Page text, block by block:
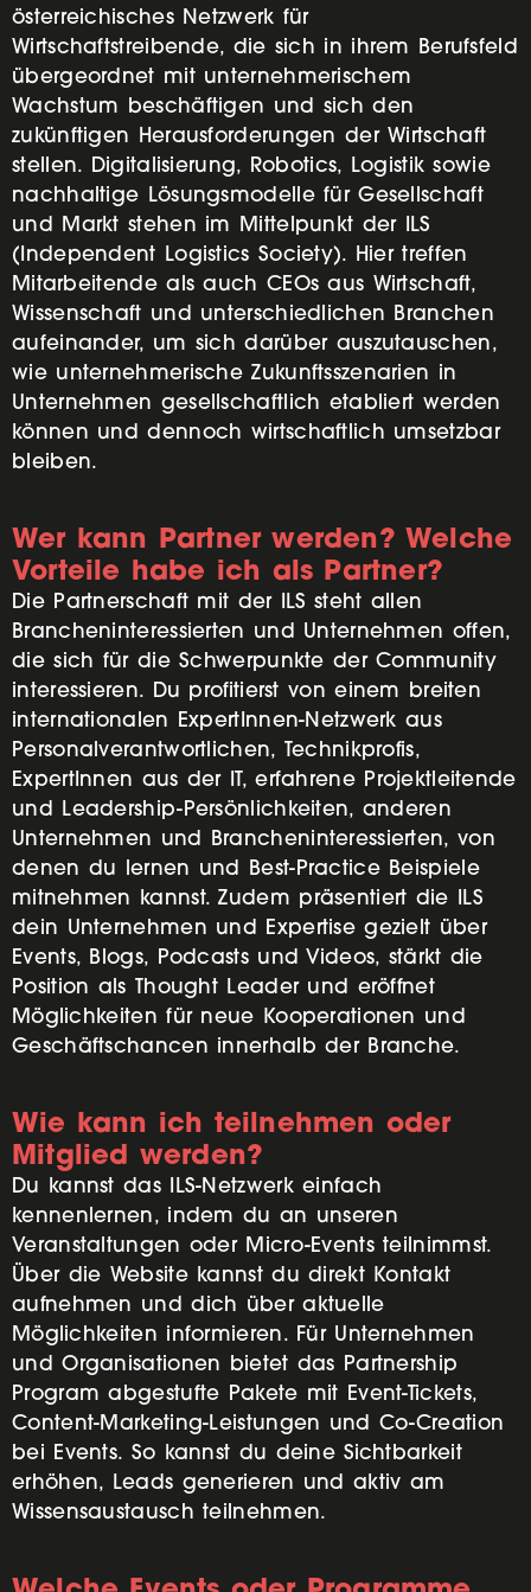
österreichisches Netzwerk für
Wirtschaftstreibende, die sich in ihrem Berufsfeld
übergeordnet mit unternehmerischem
Wachstum beschäftigen und sich den
zukünftigen Herausforderungen der Wirtschaft
stellen. Digitalisierung, Robotics, Logistik sowie
nachhaltige Lösungsmodelle für Gesellschaft
und Markt stehen im Mittelpunkt der ILS
(Independent Logistics Society). Hier treffen
Mitarbeitende als auch CEOs aus Wirtschaft,
Wissenschaft und unterschiedlichen Branchen
aufeinander, um sich darüber auszutauschen,
wie unternehmerische Zukunftsszenarien in
Unternehmen gesellschaftlich etabliert werden
können und dennoch wirtschaftlich umsetzbar
bleiben.
Wer kann Partner werden? Welche
Vorteile habe ich als Partner?
Die Partnerschaft mit der ILS steht allen
Brancheninteressierten und Unternehmen offen,
die sich für die Schwerpunkte der Community
interessieren. Du profitierst von einem breiten
internationalen ExpertInnen-Netzwerk aus
Personalverantwortlichen, Technikprofis,
ExpertInnen aus der IT, erfahrene Projektleitende
und Leadership-Persönlichkeiten, anderen
Unternehmen und Brancheninteressierten, von
denen du lernen und Best-Practice Beispiele
mitnehmen kannst. Zudem präsentiert die ILS
dein Unternehmen und Expertise gezielt über
Events, Blogs, Podcasts und Videos, stärkt die
Position als Thought Leader und eröffnet
Möglichkeiten für neue Kooperationen und
Geschäftschancen innerhalb der Branche.
Wie kann ich teilnehmen oder
Mitglied werden?
Du kannst das ILS-Netzwerk einfach
kennenlernen, indem du an unseren
Veranstaltungen oder Micro-Events teilnimmst.
Über die Website kannst du direkt Kontakt
aufnehmen und dich über aktuelle
Möglichkeiten informieren. Für Unternehmen
und Organisationen bietet das Partnership
Program abgestufte Pakete mit Event-Tickets,
Content-Marketing-Leistungen und Co-Creation
bei Events. So kannst du deine Sichtbarkeit
erhöhen, Leads generieren und aktiv am
Wissensaustausch teilnehmen.